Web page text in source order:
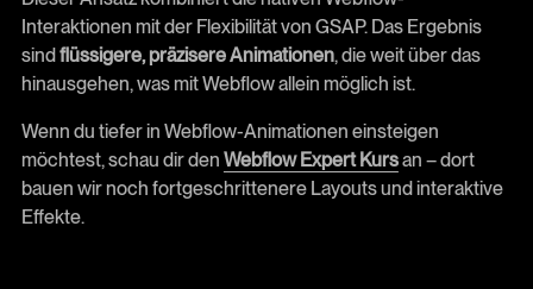
Interaktionen mit der Flexibilität von GSAP. Das Ergebnis
sind flüssigere, präzisere Animationen, die weit über das
hinausgehen, was mit Webflow allein möglich ist.
Wenn du tiefer in Webflow-Animationen einsteigen
möchtest, schau dir den Webflow Expert Kursan – dort
bauen wir noch fortgeschrittenere Layouts und interaktive
Effekte.